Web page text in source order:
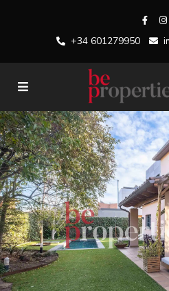
+34 601279950